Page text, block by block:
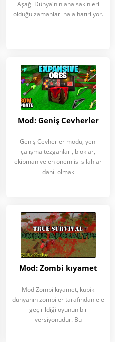
Aşağı Dünya'nın ana sakinleri
olduğu zamanları hala hatırlıyor.
Mod: Geniş Cevherler
Geniş Cevherler modu, yeni
çalışma tezgahları, bloklar,
ekipman ve en önemlisi silahlar
dahil olmak
Mod: Zombi kıyamet
Mod Zombi kıyamet, kübik
dünyanın zombiler tarafından ele
geçirildiği oyunun bir
versiyonudur. Bu